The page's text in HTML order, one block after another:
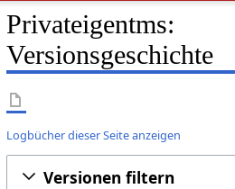
Privateigentms:
Versionsgeschichte
Logbücher dieser Seite anzeigen
Versionen filtern